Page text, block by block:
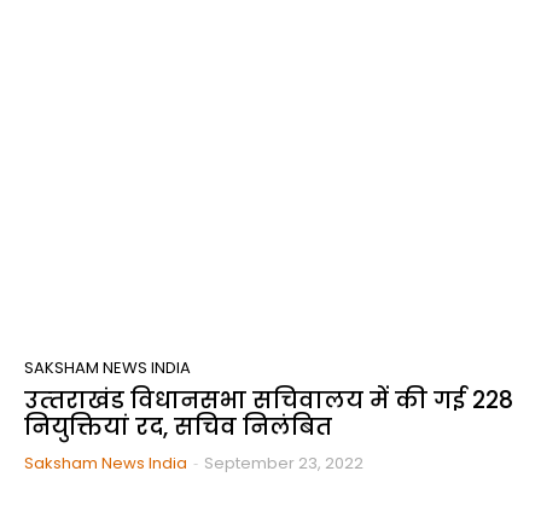
SAKSHAM NEWS INDIA
उत्‍तराखंड विधानसभा सचिवालय में की गई 228
नियुक्तियां रद, सचिव निलंबित
Saksham News India - September 23, 2022